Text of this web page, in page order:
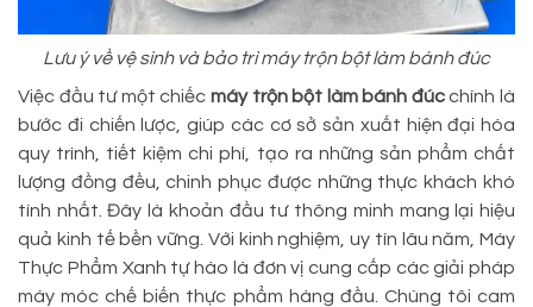
Lưu ý về vệ sinh và bảo trì máy trộn bột làm bánh đúc
Việc đầu tư một chiếc máy trộn bột làm bánh đúcchính là
bước đi chiến lược, giúp các cơ sở sản xuất hiện đại hóa
quy trình, tiết kiệm chi phí, tạo ra những sản phẩm chất
lượng đồng đều, chinh phục được những thực khách khó
tính nhất. Đây là khoản đầu tư thông minh mang lại hiệu
quả kinh tế bền vững. Với kinh nghiệm, uy tín lâu năm, Máy
Thực Phẩm Xanh tự hào là đơn vị cung cấp các giải pháp
máy móc chế biến thực phẩm hàng đầu. Chúng tôi cam